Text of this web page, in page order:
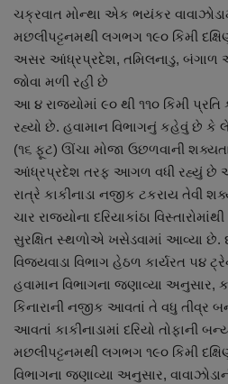
Support US
બજારના સમાચાર
નાણાંકીય સમાચાર
સ્થાનિક સમાચાર
સ્પોર્ટ્સ
રાશિફળ
ગુનાખોરી
બોલિવૂડ
ચક્રવાત મોન્થા એક ભયંકર
મછલીપટ્ટનમથી લગભગ ૧૯૦ કિમી
અસર આંધ્રપ્રદેશ, તમિલનાડુ, બંગાળ
જોવા મળી રહી છે
આ ૪ રાજ્યોમાં ૯૦ થી ૧૧૦ કિમી
રહ્યો છે. હવામાન વિભાગનું કહેવું છે કે
(૧૬ ફૂટ) ઊંચા મોજા ઉછળવાની
આંધ્રપ્રદેશ તરફ આગળ વધી રહ્યું છે
રાત્રે કાકીનાડા નજીક ટકરાય તેવી
ચાર રાજ્યોના દરિયાકાંઠા
સુરક્ષિત સ્થળોએ ખસેડવામાં આવ્યા છે.
વિજયવાડા વિભાગ હેઠળ કાર્યરત ૫૪
હવામાન વિભાગના જણાવ્યા અનુસાર,
કિનારાની નજીક આવતાં તે વધુ તીવ્ર
આવતાં કાકીનાડામાં દરિયો તોફાની
મછલીપટ્ટનમથી લગભગ ૧૯૦ કિમી
વિભાગના જણાવ્યા અનુસાર,